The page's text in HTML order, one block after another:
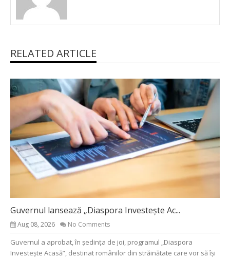
RELATED ARTICLE
Guvernul lansează „Diaspora Investește Ac...
Aug 08, 2026 No Comments
Guvernul a aprobat, în ședința de joi, programul „Diaspora
Investește Acasă”, destinat românilor din străinătate care vor să își